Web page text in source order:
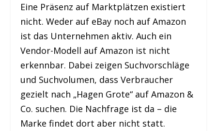
Eine Präsenz auf Marktplätzen existiert
nicht. Weder auf eBay noch auf Amazon
ist das Unternehmen aktiv. Auch ein
Vendor-Modell auf Amazon ist nicht
erkennbar. Dabei zeigen Suchvorschläge
und Suchvolumen, dass Verbraucher
gezielt nach „Hagen Grote“ auf Amazon &
Co. suchen. Die Nachfrage ist da – die
Marke findet dort aber nicht statt.